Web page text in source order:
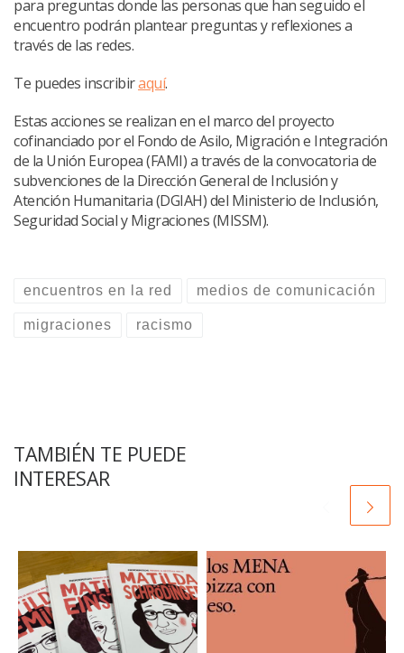
para preguntas donde las personas que han seguido el
encuentro podrán plantear preguntas y reflexiones a
través de las redes.
Te puedes inscribiraquí.
Estas acciones se realizan en el marco del proyecto
cofinanciado por el Fondo de Asilo, Migración e Integración
de la Unión Europea (FAMI) a través de la convocatoria de
subvenciones de la Dirección General de Inclusión y
Atención Humanitaria (DGIAH) del Ministerio de Inclusión,
Seguridad Social y Migraciones (MISSM).
encuentros en la red medios de comunicación
migraciones racismo
TAMBIÉN TE PUEDE
INTERESAR